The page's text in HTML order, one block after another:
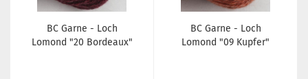
BC Garne - Loch
Lomond "20 Bordeaux"
BC Garne - Loch
Lomond "09 Kupfer"